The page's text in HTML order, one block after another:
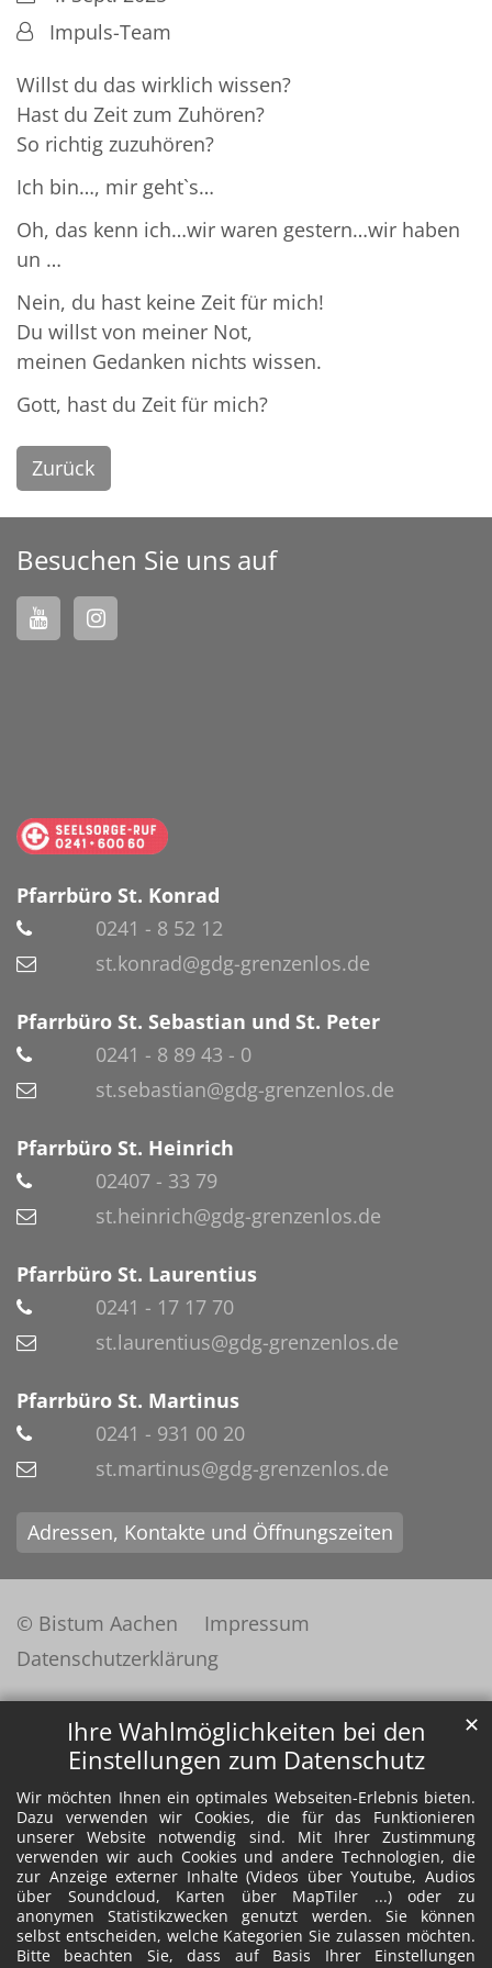
Ihre Wahlmöglichkeiten bei den
Einstellungen zum Datenschutz
Wir möchten Ihnen ein optimales Webseiten-Erlebnis bieten.
Dazu verwenden wir Cookies, die für das Funktionieren
unserer Website notwendig sind. Mit Ihrer Zustimmung
verwenden wir auch Cookies und andere Technologien, die
zur Anzeige externer Inhalte (Videos über Youtube, Audios
über Soundcloud, Karten über MapTiler ...) oder zu
anonymen Statistikzwecken genutzt werden. Sie können
selbst entscheiden, welche Kategorien Sie zulassen möchten.
Bitte beachten Sie, dass auf Basis Ihrer Einstellungen
✕
Von:Impuls-Team
Willst du das wirklich wissen?
Hast du Zeit zum Zuhören?
So richtig zuzuhören?
Ich bin…, mir geht`s…
Oh, das kenn ich…wir waren gestern…wir haben
un …
Nein, du hast keine Zeit für mich!
Du willst von meiner Not,
meinen Gedanken nichts wissen.
Gott, hast du Zeit für mich?
Zurück
Besuchen Sie uns auf
Pfarrbüro St. Konrad
0241 - 8 52 12
st.konrad@gdg-grenzenlos.de
Pfarrbüro St. Sebastian und St. Peter
0241 - 8 89 43 - 0
st.sebastian@gdg-grenzenlos.de
Pfarrbüro St. Heinrich
02407 - 33 79
st.heinrich@gdg-grenzenlos.de
Pfarrbüro St. Laurentius
0241 - 17 17 70
st.laurentius@gdg-grenzenlos.de
Pfarrbüro St. Martinus
0241 - 931 00 20
st.martinus@gdg-grenzenlos.de
Adressen, Kontakte und Öffnungszeiten
© Bistum Aachen
Impressum
Datenschutzerklärung